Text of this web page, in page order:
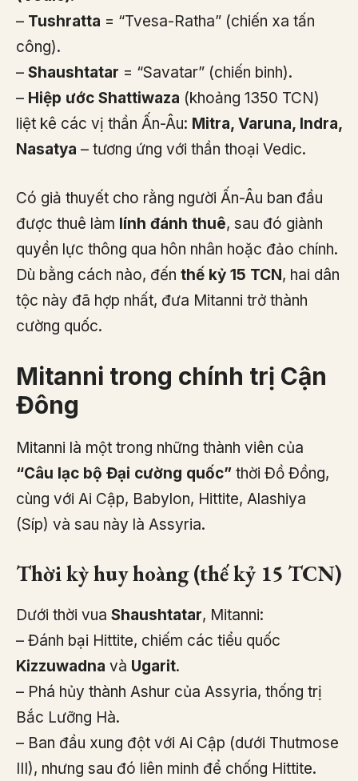
– Tushratta = “Tvesa-Ratha” (chiến xa tấn
công).
– Shaushtatar = “Savatar” (chiến binh).
– Hiệp ước Shattiwaza (khoảng 1350 TCN)
liệt kê các vị thần Ấn-Âu: Mitra, Varuna, Indra,
Nasatya – tương ứng với thần thoại Vedic.
Có giả thuyết cho rằng người Ấn-Âu ban đầu
được thuê làm lính đánh thuê, sau đó giành
quyền lực thông qua hôn nhân hoặc đảo chính.
Dù bằng cách nào, đến thế kỷ 15 TCN, hai dân
tộc này đã hợp nhất, đưa Mitanni trở thành
cường quốc.
Mitanni trong chính trị Cận
Đông
Mitanni là một trong những thành viên của
“Câu lạc bộ Đại cường quốc” thời Đồ Đồng,
cùng với Ai Cập, Babylon, Hittite, Alashiya
(Síp) và sau này là Assyria.
Thời kỳ huy hoàng (thế kỷ 15 TCN)
Dưới thời vua Shaushtatar, Mitanni:
– Đánh bại Hittite, chiếm các tiểu quốc
Kizzuwadna và Ugarit.
– Phá hủy thành Ashur của Assyria, thống trị
Bắc Lưỡng Hà.
– Ban đầu xung đột với Ai Cập (dưới Thutmose
III), nhưng sau đó liên minh để chống Hittite.